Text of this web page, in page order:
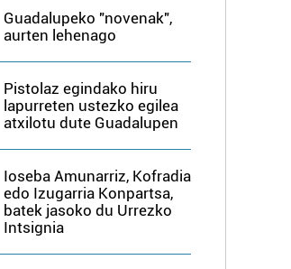
Guadalupeko "novenak",
aurten lehenago
Pistolaz egindako hiru
lapurreten ustezko egilea
atxilotu dute Guadalupen
Ioseba Amunarriz, Kofradia
edo Izugarria Konpartsa,
batek jasoko du Urrezko
Intsignia